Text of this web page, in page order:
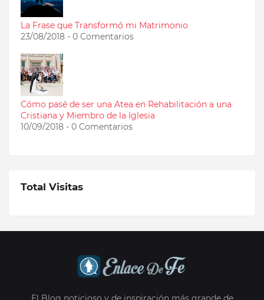
La Frase que Transformó mi Matrimonio
23/08/2018 - 0 Comentarios
Cómo pasé de ser una Atea en Rehabilitación a una
Cristiana y Miembro de la Iglesia
10/09/2018 - 0 Comentarios
Total Visitas